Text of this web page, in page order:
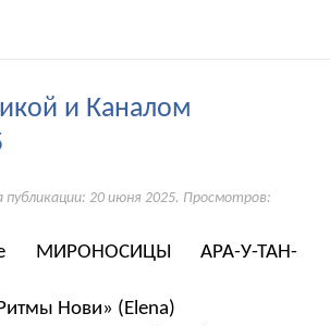
и Каналом
20 июня 2025. Просмотров:
МИРОНОСИЦЫ АРА-У-ТАН-
Нови» (Elena)